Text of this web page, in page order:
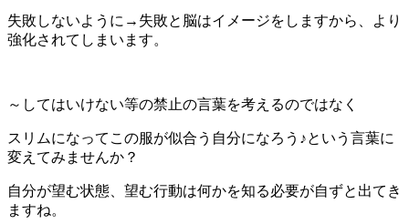
失敗しないように→失敗と脳はイメージをしますから、より
強化されてしまいます。
～してはいけない等の禁止の言葉を考えるのではなく
スリムになってこの服が似合う自分になろう♪という言葉に
変えてみませんか？
自分が望む状態、望む行動は何かを知る必要が自ずと出てき
ますね。